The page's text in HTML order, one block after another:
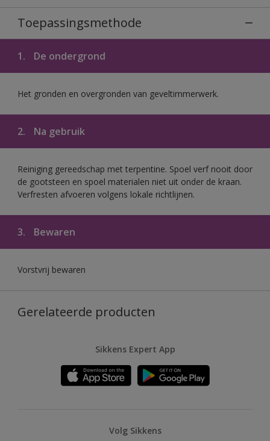
Toepassingsmethode
1. De ondergrond
Het gronden en overgronden van geveltimmerwerk.
2. Na gebruik
Reiniging gereedschap met terpentine. Spoel verf nooit door
de gootsteen en spoel materialen niet uit onder de kraan.
Verfresten afvoeren volgens lokale richtlijnen.
3. Bewaren
Vorstvrij bewaren
Gerelateerde producten
Sikkens Expert App
Volg Sikkens